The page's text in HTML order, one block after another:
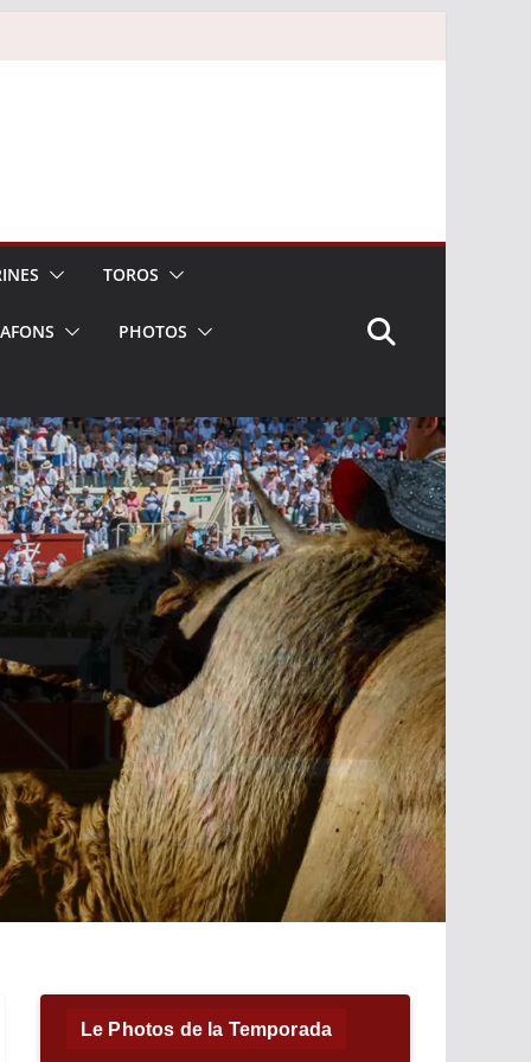
TOROS
PHOTOS
Le Photos de la Temporada